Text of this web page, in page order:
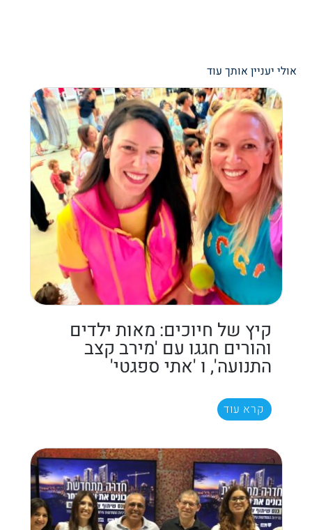
אולי יעניין אותך עוד
קיץ של חיוכים: מאות ילדים
והורים חגגו עם 'מירב קצב
התנועה', ו 'אתי ספגטי'
קרא עוד